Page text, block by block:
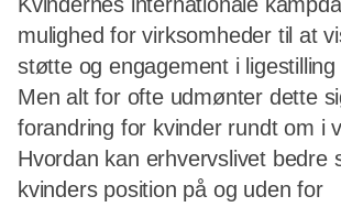
mulighed for virksomheder til at
støtte og engagement i
Men alt for ofte udmønter dette
forandring for kvinder rundt om i
Hvordan kan erhvervslivet bedre
kvinders position på og uden for